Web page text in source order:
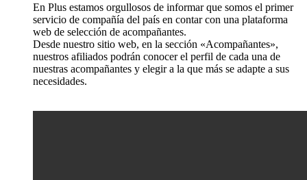
En Plus estamos orgullosos de informar que somos el primer
servicio de compañía del país en contar con una plataforma
web de selección de acompañantes.
Desde nuestro sitio web, en la sección «Acompañantes»,
nuestros afiliados podrán conocer el perfil de cada una de
nuestras acompañantes y elegir a la que más se adapte a sus
necesidades.